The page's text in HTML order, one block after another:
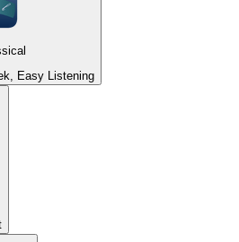
Easy Listening